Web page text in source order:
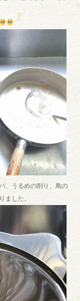
、うるめの削り、鳥の
ました。